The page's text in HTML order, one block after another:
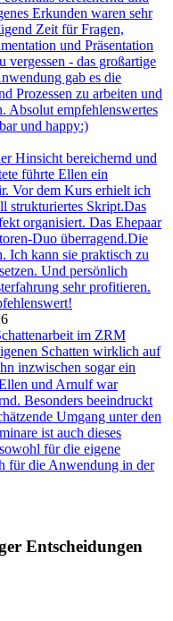
Erkunden waren sehr
Zeit für Fragen,
und Präsentation
- das großartige
gab es die
Prozessen zu arbeiten und
Absolut empfehlenswertes
und happy:)
Hinsicht bereichernd und
führte Ellen ein
Vor dem Kurs erhielt ich
strukturiertes Skript.Das
organisiert. Das Ehepaar
Duo überragend.Die
Ich kann sie praktisch zu
Und persönlich
sehr profitieren.
im ZRM
Schatten wirklich auf
inzwischen sogar ein
und Arnulf war
Besonders beeindruckt
Umgang unter den
ist auch dieses
für die eigene
für die Anwendung in der
Entscheidungen